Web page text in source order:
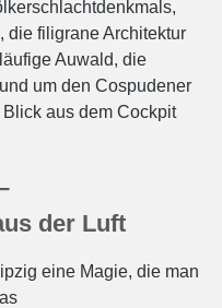
die filigrane Architektur
Auwald, die
um den Cospudener
aus dem Cockpit
der Luft
eine Magie, die man